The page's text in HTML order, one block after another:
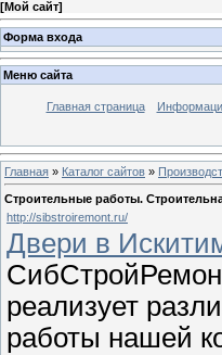
[Мой сайт]
Форма входа
Меню сайта
Главная страница
Главная » Каталог сайтов »
Строительные работы.
http://sibstroiremont.ru/
Двери в
реализует
работы нашей